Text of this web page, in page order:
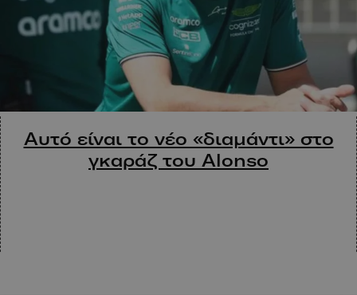
Αυτό είναι το νέο «διαμάντι» στο
γκαράζ του Alonso